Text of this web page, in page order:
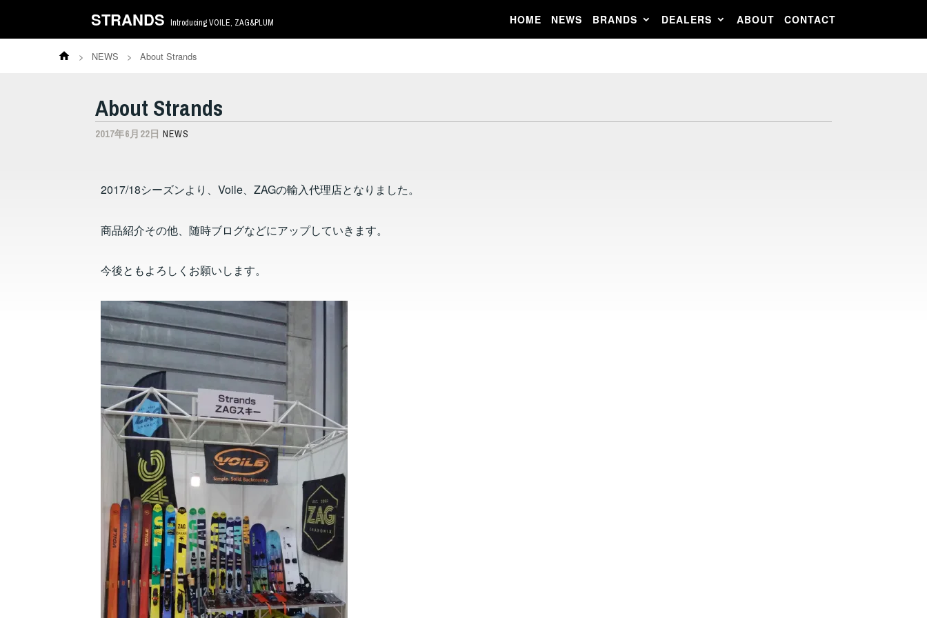
STRANDS Introducing VOILE, ZAG&PLUM HOME NEWS BRANDS DEALERS ABOUT CONTACT
> NEWS > About Strands
About Strands
2017年6月22日 NEWS
2017/18シーズンより、Voile、ZAGの輸入代理店となりました。
商品紹介その他、随時ブログなどにアップしていきます。
今後ともよろしくお願いします。